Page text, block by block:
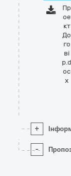
Пр
ое
кт
До
го
ві
р.d
oc
x
+
-